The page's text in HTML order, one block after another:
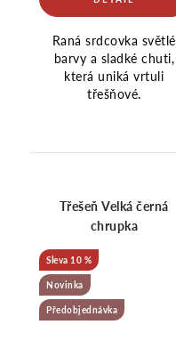
Raná srdcovka světlé
barvy a sladké chuti,
která uniká vrtuli
třešňové.
Třešeň Velká černá
chrupka
10 %
Novinka
Předobjednávka